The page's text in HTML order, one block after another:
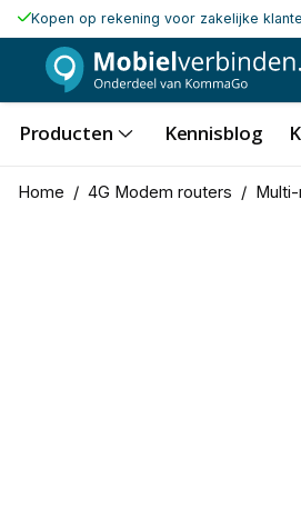
Kopen op rekening voor zakelijke
Producten Kennisblog
Home / 4G Modem routers /